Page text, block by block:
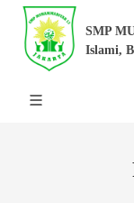
SMP
Islami,